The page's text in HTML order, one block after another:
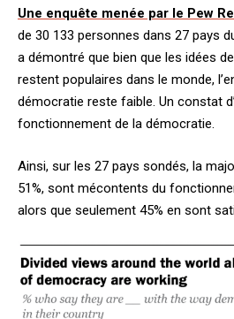
Une enquête menée par le Pew
de 30 133 personnes dans 27 pays
a démontré que bien que les idées
restent populaires dans le monde,
démocratie reste faible. Un constat
fonctionnement de la démocratie.
Ainsi, sur les 27 pays sondés, la
51%, sont mécontents du
alors que seulement 45% en sont